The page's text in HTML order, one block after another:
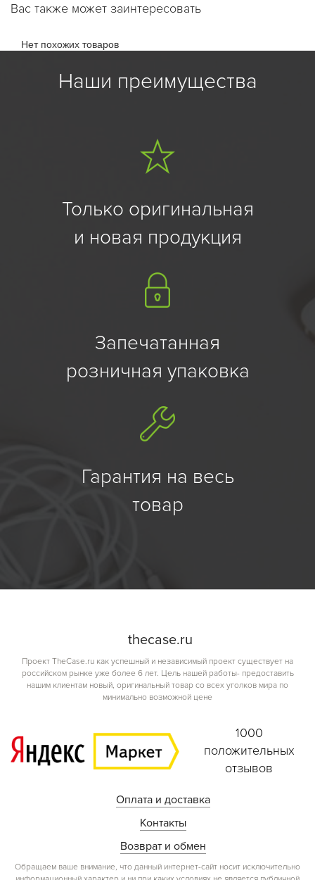
Вас также может заинтересовать
Нет похожих товаров
Наши преимущества
Только оригинальная
и новая продукция
Запечатанная
розничная упаковка
Гарантия на весь
товар
thecase.ru
Проект TheCase.ru как успешный и независимый проект существует на
российском рынке уже более 6 лет. Цель нашей работы- предоставить
нашим клиентам новый, оригинальный товар со всех уголков мира по
минимально возможной цене
1000
положительных
отзывов
Оплата и доставка
Контакты
Возврат и обмен
Обращаем ваше внимание, что данный интернет-сайт носит исключительно